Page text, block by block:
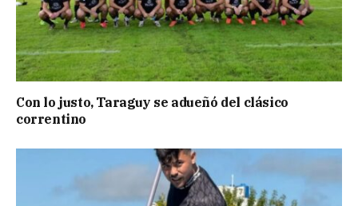
Con lo justo, Taraguy se adueñó del clásico
correntino